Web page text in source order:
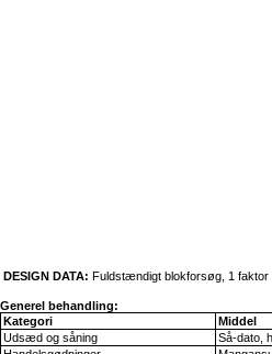
DESIGN DATA: Fuldstændigt blokforsøg, 1 faktor
Generel behandling:
Kategori
Middel
Udsæd og såning
Så-dato,